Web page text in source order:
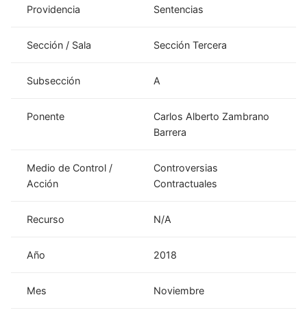
Providencia Sentencias
Sección / Sala Sección Tercera
Subsección A
Ponente
Carlos Alberto Zambrano
Barrera
Medio de Control /
Acción
Controversias
Contractuales
Recurso N/A
Año 2018
Mes Noviembre